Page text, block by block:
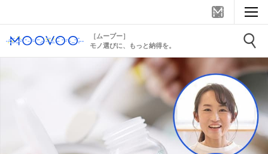
［ムーブー］
モノ選びに、もっと納得を。